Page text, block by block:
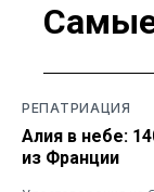
РЕПАТРИАЦИЯ
Алия в небе:
из Франции